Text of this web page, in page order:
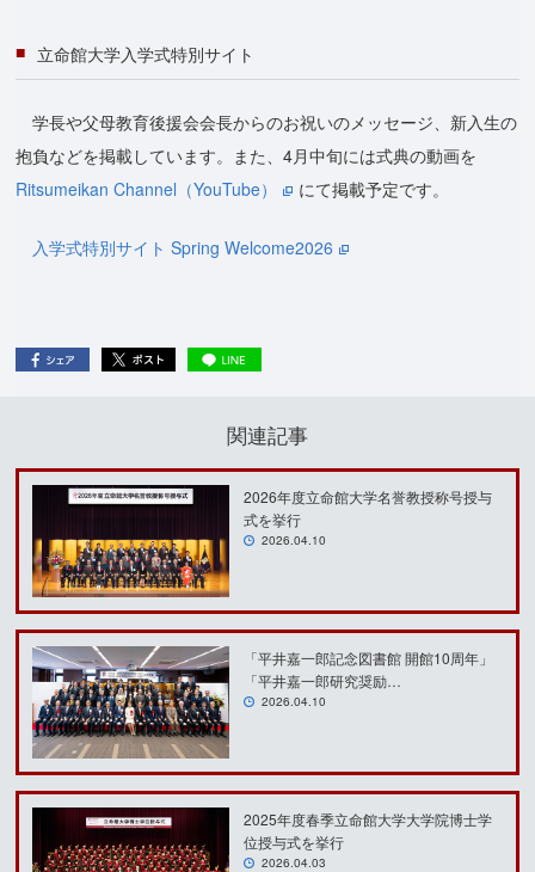
立命館大学入学式特別サイト
学長や父母教育後援会会長からのお祝いのメッセージ、新入生の
抱負などを掲載しています。また、4月中旬には式典の動画を
Ritsumeikan Channel（YouTube）
にて掲載予定です。
入学式特別サイト Spring Welcome2026
関連記事
2026年度立命館大学名誉教授称号授与
式を挙行
2026.04.10
「平井嘉一郎記念図書館 開館10周年」
「平井嘉一郎研究奨励…
2026.04.10
2025年度春季立命館大学大学院博士学
位授与式を挙行
2026.04.03